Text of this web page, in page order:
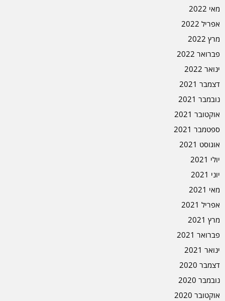
מאי 2022
אפריל 2022
מרץ 2022
פברואר 2022
ינואר 2022
דצמבר 2021
נובמבר 2021
אוקטובר 2021
ספטמבר 2021
אוגוסט 2021
יולי 2021
יוני 2021
מאי 2021
אפריל 2021
מרץ 2021
פברואר 2021
ינואר 2021
דצמבר 2020
נובמבר 2020
אוקטובר 2020